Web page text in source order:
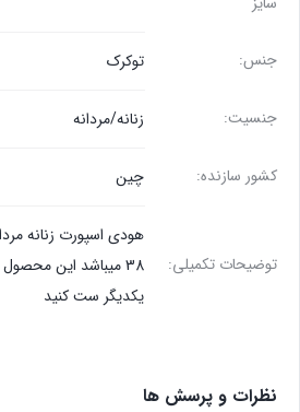
جنس: توکرک
جنسیت: زنانه/مردانه
کشور سازنده: چین
توضیحات تکمیلی:
38 میباشد این محصول
یکدیگر ست کنید
نظرات و پرسش ها